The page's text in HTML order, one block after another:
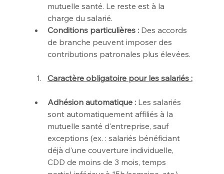
mutuelle santé. Le reste est à la
charge du salarié.
Conditions particulières : Des accords
de branche peuvent imposer des
contributions patronales plus élevées.
Caractère obligatoire pour les salariés :
Adhésion automatique : Les salariés
sont automatiquement affiliés à la
mutuelle santé d'entreprise, sauf
exceptions (ex. : salariés bénéficiant
déjà d'une couverture individuelle,
CDD de moins de 3 mois, temps